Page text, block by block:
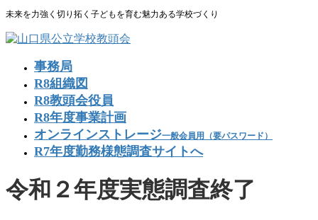
コ
ン
テ
ナ
ビ
ゲ
未来を力強く切り拓く子どもを育む魅力ある学校づくり
事務局
R8組織図
R8教頭会役員
R8年度事業計画
オンラインストレージ一般会員用（要パスワード）
R7年度勤務様態調査サイトへ
令和２年度実態調査終了